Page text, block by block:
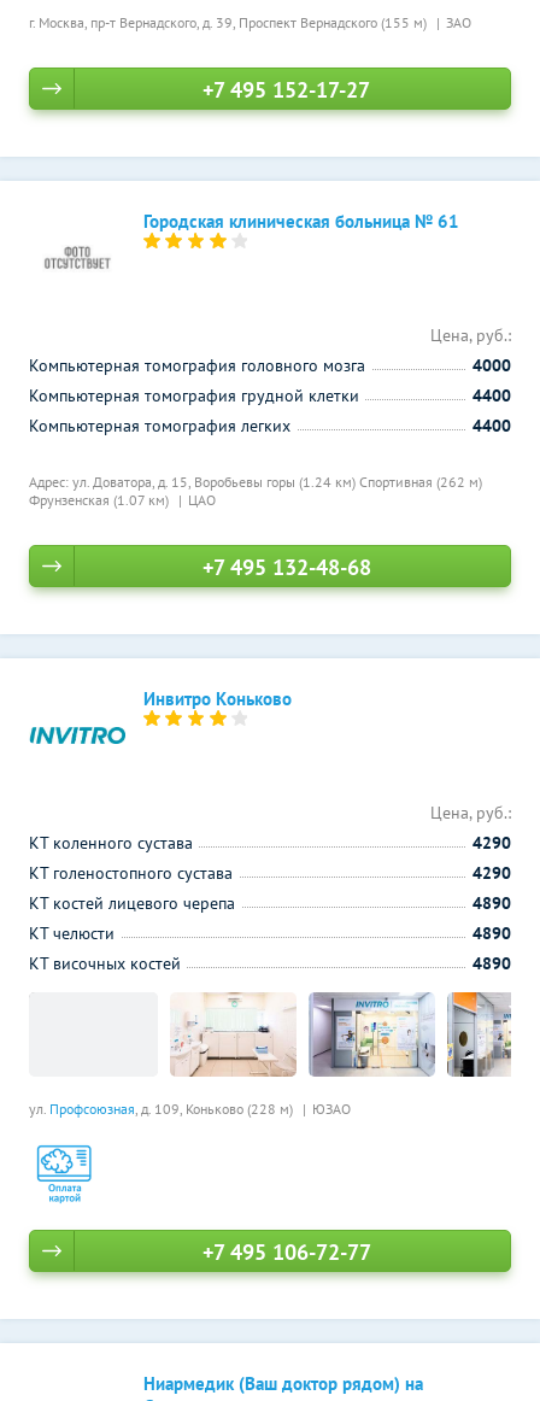
г. Москва, пр-т Вернадского, д. 39, Проспект Вернадского (155 м) ЗАО
+7 495 152-17-27
Городская клиническая больница № 61
Адрес: ул. Доватора, д. 15, Воробьевы горы (1.24 км) Спортивная (262 м)
Фрунзенская (1.07 км)
ЦАО
Цена, руб.:
Компьютерная томография головного мозга
4000
Компьютерная томография грудной клетки
4400
Компьютерная томография легких
4400
+7 495 132-48-68
Инвитро Коньково
ул. Профсоюзная, д. 109, Коньково (228 м) ЮЗАО
Цена, руб.:
КТ коленного сустава
4290
КТ голеностопного сустава
4290
КТ костей лицевого черепа
4890
КТ челюсти
4890
КТ височных костей
4890
+7 495 106-72-77
Ниармедик (Ваш доктор рядом) на